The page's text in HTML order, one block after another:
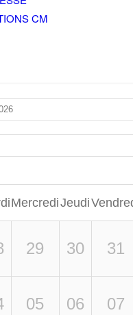
CM
MercrediJeudi
29 30 31
05 06 07